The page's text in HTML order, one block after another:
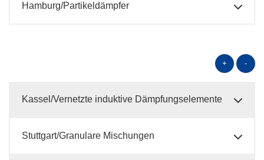
Hamburg/Partikeldämpfer
+ -
Kassel/Vernetzte induktive Dämpfungselemente
Stuttgart/Granulare Mischungen